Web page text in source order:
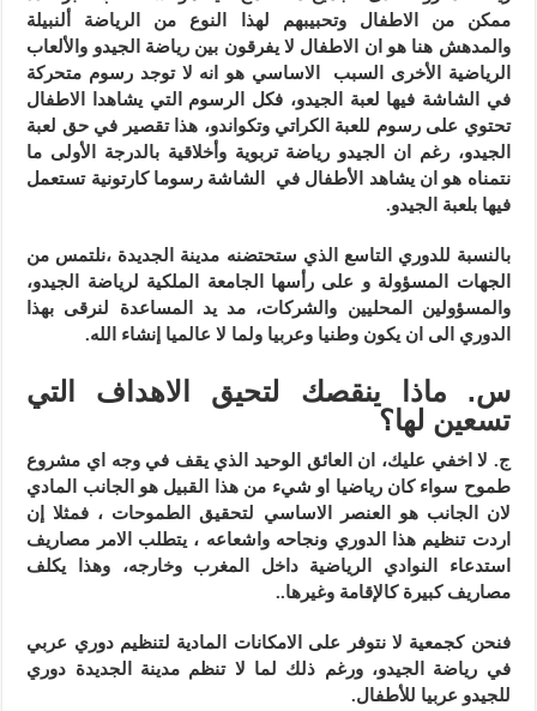
ممكن من الاطفال وتحبيبهم لهذا النوع من الرياضة ألنبيلة
والمدهش هنا هو ان الاطفال لا يفرقون بين رياضة الجيدو والألعاب
الرياضية الأخرى السبب الاساسي هو انه لا توجد رسوم متحركة
في الشاشة فيها لعبة الجيدو، فكل الرسوم التي يشاهدا الاطفال
تحتوي على رسوم للعبة الكراتي وتكواندو، هذا تقصير في حق لعبة
الجيدو، رغم ان الجيدو رياضة تربوية وأخلاقية بالدرجة الأولى ما
نتمناه هو ان يشاهد الأطفال في الشاشة رسوما كارتونية تستعمل
فيها بلعبة الجيدو.
بالنسبة للدوري التاسع الذي ستحتضنه مدينة الجديدة ،نلتمس من
الجهات المسؤولة و على رأسها الجامعة الملكية لرياضة الجيدو،
والمسؤولين المحليين والشركات، مد يد المساعدة لنرقى بهذا
الدوري الى ان يكون وطنيا وعربيا ولما لا عالميا إنشاء الله.
س. ماذا ينقصك لتحيق الاهداف التي
تسعين لها؟
ج. لا اخفي عليك، ان العائق الوحيد الذي يقف في وجه اي مشروع
طموح سواء كان رياضيا او شيء من هذا القبيل هو الجانب المادي
لان الجانب هو العنصر الاساسي لتحقيق الطموحات ، فمثلا إن
اردت تنظيم هذا الدوري ونجاحه واشعاعه ، يتطلب الامر مصاريف
استدعاء النوادي الرياضية داخل المغرب وخارجه، وهذا يكلف
مصاريف كبيرة كالإقامة وغيرها..
فنحن كجمعية لا نتوفر على الامكانات المادية لتنظيم دوري عربي
في رياضة الجيدو، ورغم ذلك لما لا تنظم مدينة الجديدة دوري
للجيدو عربيا للأطفال.